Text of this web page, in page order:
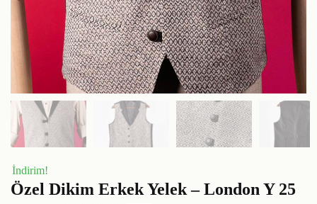
İndirim!
Özel Dikim Erkek Yelek – London Y 25